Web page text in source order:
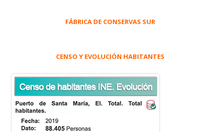
FÁBRICA DE CONSERVAS SUR
CENSO Y EVOLUCIÓN HABITANTES